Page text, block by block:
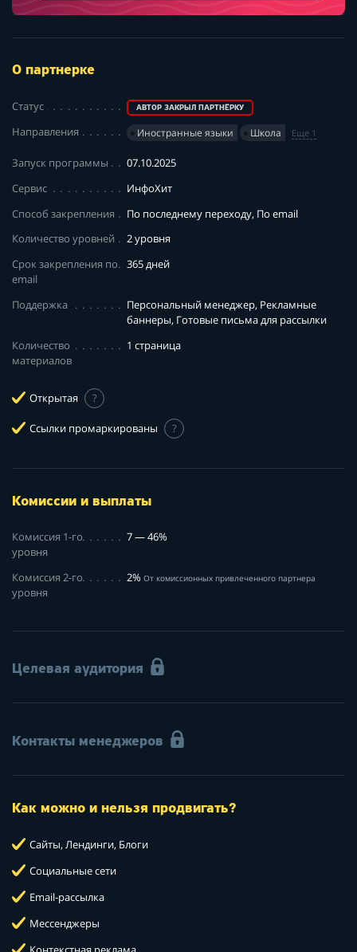
О партнерке
Статус АВТОР ЗАКРЫЛ ПАРТНЁРКУ
Направления Иностранные языки Школа Еще 1
Запуск программы
07.10.2025
Сервис
ИнфоХит
Способ закрепления
По последнему переходу, По email
Количество уровней
2 уровня
Срок закрепления по
email
365 дней
Поддержка
Персональный менеджер, Рекламные
баннеры, Готовые письма для рассылки
Количество
материалов
1 страница
Открытая ?
Ссылки промаркированы ?
Комиссии и выплаты
Комиссия 1-го
уровня
7 — 46%
Комиссия 2-го
уровня
2%От комиссионных привлеченного партнера
Целевая аудитория
Контакты менеджеров
Как можно и нельзя продвигать?
Сайты, Лендинги, Блоги
Социальные сети
Email-рассылка
Мессенджеры